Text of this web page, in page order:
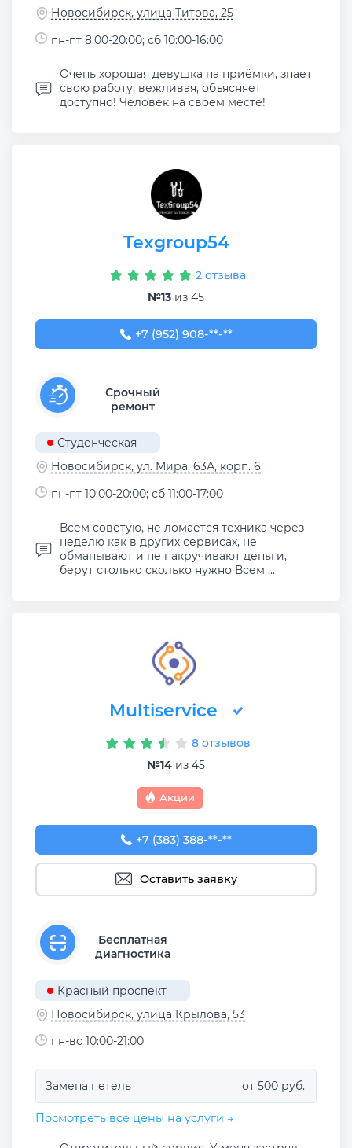
Новосибирск, улица Титова, 25
пн-пт 8:00-20:00; сб 10:00-16:00
Очень хорошая девушка на приёмки, знает
свою работу, вежливая, объясняет
доступно! Человек на своём месте!
Texgroup54
2 отзыва
№13 из 45
+7 (952) 908-29-98
+7 (952) 908-**-**
Срочный
ремонт
Студенческая
Новосибирск, ул. Мира, 63А, корп. 6
пн-пт 10:00-20:00; сб 11:00-17:00
Всем советую, не ломается техника через
неделю как в других сервисах, не
обманывают и не накручивают деньги,
берут столько сколько нужно Всем ...
Multiservice
8 отзывов
№14 из 45
Акции
+7 (383) 388-93-76
+7 (383) 388-**-**
Оставить заявку
Бесплатная
диагностика
Красный проспект
Новосибирск, улица Крылова, 53
пн-вс 10:00-21:00
Замена петель от 500 руб.
Посмотреть все цены на услуги →